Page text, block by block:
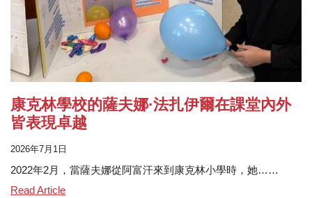
康克林學校的薩夫娜·法扎伊爾在課堂內外
皆表現卓越
2026年7月1日
2022年2月，當薩夫娜從阿富汗來到康克林小學時，她……
Read ArticleConkling's Safna Fazail Excels in the Classroom and